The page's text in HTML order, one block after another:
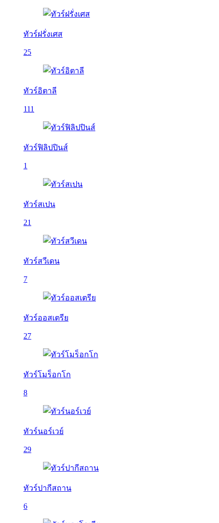
ทัวร์ฝรั่งเศส
25
ทัวร์อิตาลี
111
ทัวร์ฟิลิปปินส์
1
ทัวร์สเปน
21
ทัวร์สวีเดน
7
ทัวร์ออสเตรีย
27
ทัวร์โมร็อกโก
8
ทัวร์นอร์เวย์
29
ทัวร์ปากีสถาน
6